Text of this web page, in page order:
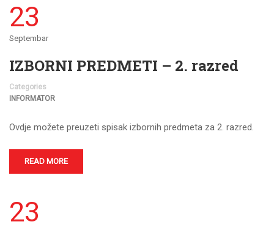
23
Septembar
IZBORNI PREDMETI – 2. razred
Categories
INFORMATOR
Ovdje možete preuzeti spisak izbornih predmeta za 2. razred.
READ MORE
23